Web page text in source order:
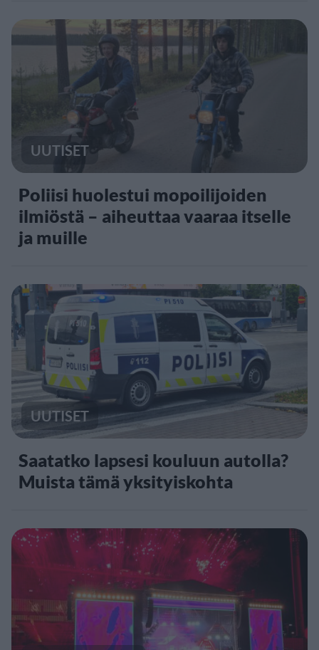
UUTISET
Poliisi huolestui mopoilijoiden
ilmiöstä – aiheuttaa vaaraa itselle
ja muille
UUTISET
Saatatko lapsesi kouluun autolla?
Muista tämä yksityiskohta